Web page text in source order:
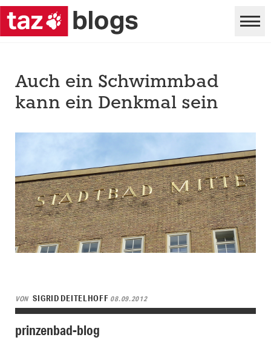
Auch ein Schwimmbad
kann ein Denkmal sein
VON SIGRID DEITELHOFF 08.09.2012
prinzenbad-blog